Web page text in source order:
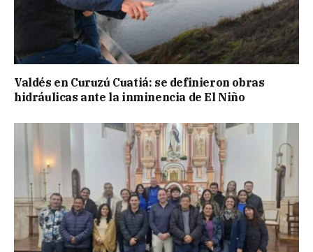
Valdés en Curuzú Cuatiá: se definieron obras
hidráulicas ante la inminencia de El Niño